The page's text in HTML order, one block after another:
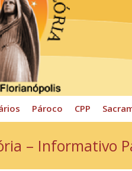
Pároco CPP
– Informativo